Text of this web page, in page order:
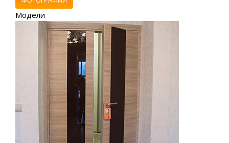
Модели